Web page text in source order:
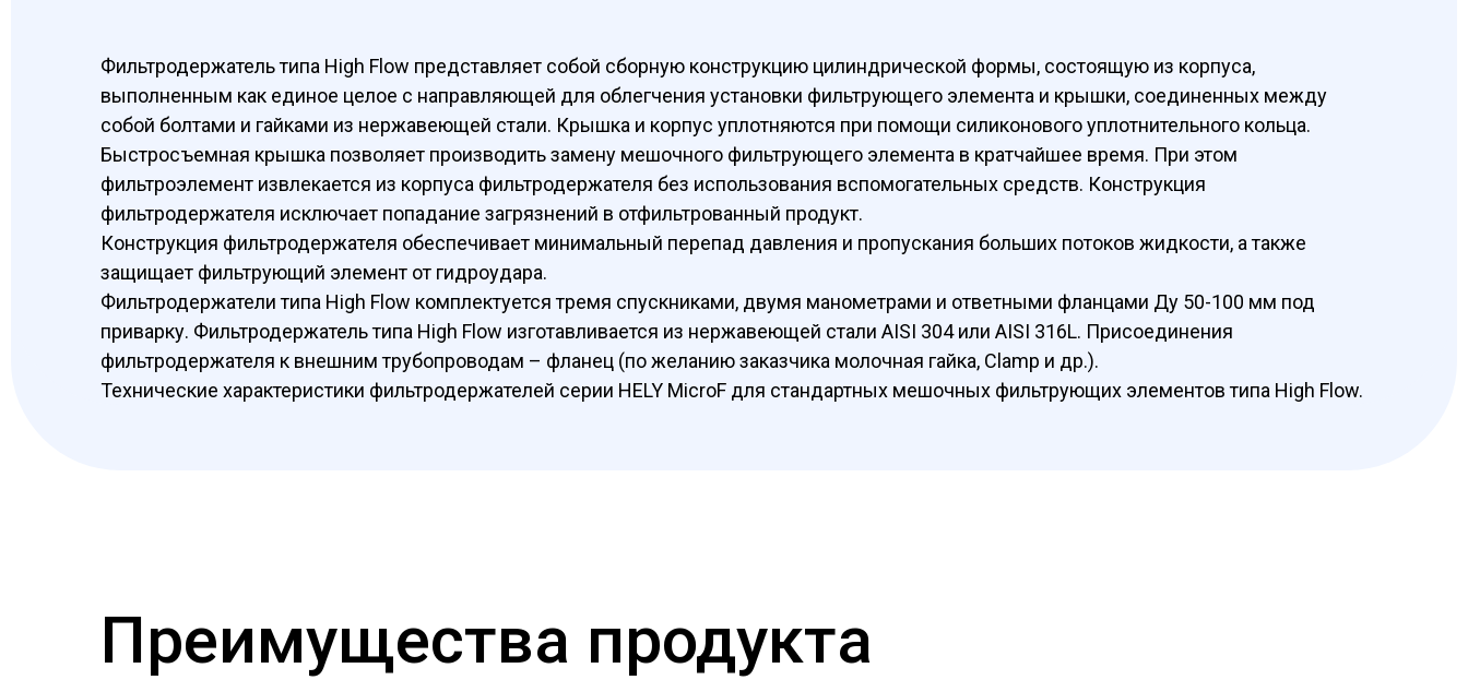
Фильтродержатель типа High Flow представляет собой сборную конструкцию цилиндрической формы, состоящую из корпуса,
выполненным как единое целое с направляющей для облегчения установки фильтрующего элемента и крышки, соединенных между
собой болтами и гайками из нержавеющей стали. Крышка и корпус уплотняются при помощи силиконового уплотнительного кольца.
Быстросъемная крышка позволяет производить замену мешочного фильтрующего элемента в кратчайшее время. При этом
фильтроэлемент извлекается из корпуса фильтродержателя без использования вспомогательных средств. Конструкция
фильтродержателя исключает попадание загрязнений в отфильтрованный продукт.
Конструкция фильтродержателя обеспечивает минимальный перепад давления и пропускания больших потоков жидкости, а также
защищает фильтрующий элемент от гидроудара.
Фильтродержатели типа High Flow комплектуется тремя спускниками, двумя манометрами и ответными фланцами Ду 50-100 мм под
приварку. Фильтродержатель типа High Flow изготавливается из нержавеющей стали AISI 304 или AISI 316L. Присоединения
фильтродержателя к внешним трубопроводам – фланец (по желанию заказчика молочная гайка, Clamp и др.).
Технические характеристики фильтродержателей серии HELY MicroF для стандартных мешочных фильтрующих элементов типа High Flow.
Преимущества продукта